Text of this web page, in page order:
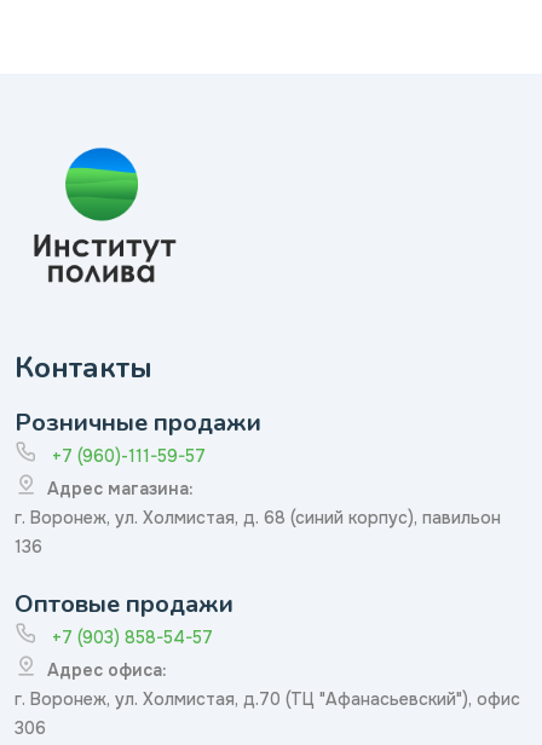
Контакты
Розничные продажи
+7 (960)-111-59-57
Адрес магазина:
г. Воронеж, ул. Холмистая, д. 68 (синий корпус), павильон
136
Оптовые продажи
+7 (903) 858-54-57
Адрес офиса:
г. Воронеж, ул. Холмистая, д.70 (ТЦ "Афанасьевский"), офис
306